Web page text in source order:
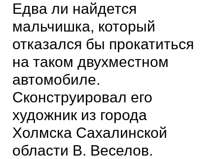
Едва ли найдется
мальчишка, который
отказался бы прокатиться
на таком двухместном
автомобиле.
Сконструировал его
художник из города
Холмска Сахалинской
области В. Веселов.